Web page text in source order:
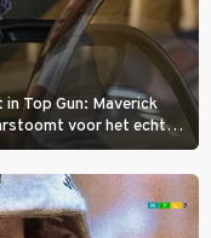
Top Gun: Maverick
voor het echte